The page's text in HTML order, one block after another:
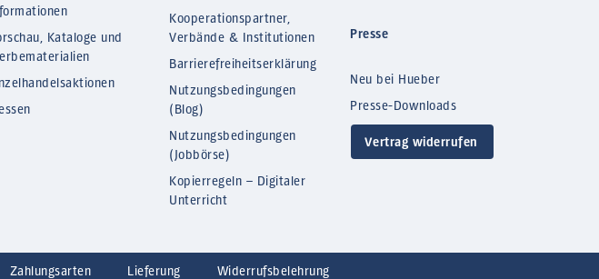
Kataloge und
Kooperationspartner,
Verbände & Institutionen
Barrierefreiheitserklärung
Nutzungsbedingungen
(Blog)
Nutzungsbedingungen
(Jobbörse)
Kopierregeln – Digitaler
Unterricht
Presse
Neu bei Hueber
Presse-Downloads
Vertrag widerrufen
Zahlungsarten Lieferung Widerrufsbelehrung